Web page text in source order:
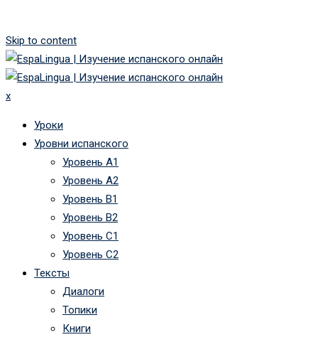
Skip to content
x
Уроки
Уровни испанского
Уровень А1
Уровень А2
Уровень B1
Уровень B2
Уровень C1
Уровень C2
Тексты
Диалоги
Топики
Книги